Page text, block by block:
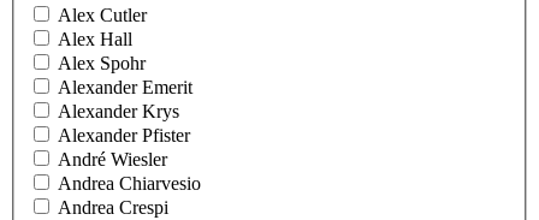
Alex Cutler
Alex Hall
Alex Spohr
Alexander Emerit
Alexander Krys
Alexander Pfister
André Wiesler
Andrea Chiarvesio
Andrea Crespi